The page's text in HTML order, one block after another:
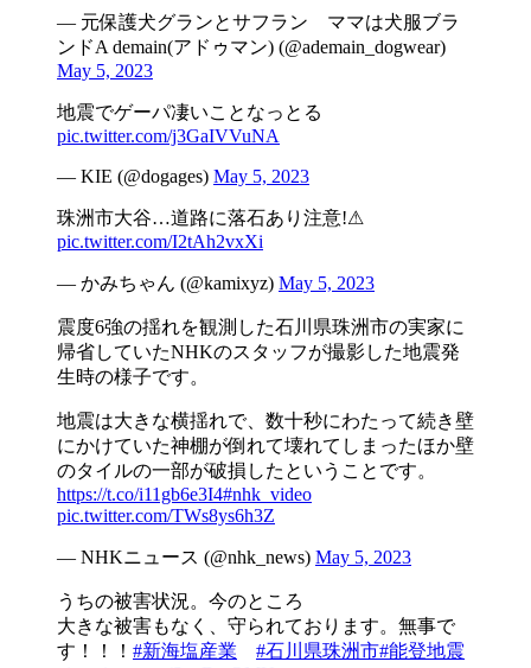
— 元保護犬グランとサフラン ママは犬服ブラ
ンドA demain(アドゥマン) (@ademain_dogwear)
May 5, 2023
地震でゲーパ凄いことなっとる
pic.twitter.com/j3GaIVVuNA
— KIE (@dogages) May 5, 2023
珠洲市大谷…道路に落石あり注意!⚠
pic.twitter.com/I2tAh2vxXi
— かみちゃん (@kamixyz) May 5, 2023
震度6強の揺れを観測した石川県珠洲市の実家に
帰省していたNHKのスタッフが撮影した地震発
生時の様子です。
地震は大きな横揺れで、数十秒にわたって続き壁
にかけていた神棚が倒れて壊れてしまったほか壁
のタイルの一部が破損したということです。
https://t.co/i11gb6e3I4#nhk_video
pic.twitter.com/TWs8ys6h3Z
— NHKニュース (@nhk_news) May 5, 2023
うちの被害状況。今のところ
大きな被害もなく、守られております。無事で
す！！！ #新海塩産業 #石川県珠洲市#能登地震